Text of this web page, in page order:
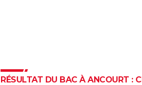
RÉSULTAT DU BAC À ANCOURT :